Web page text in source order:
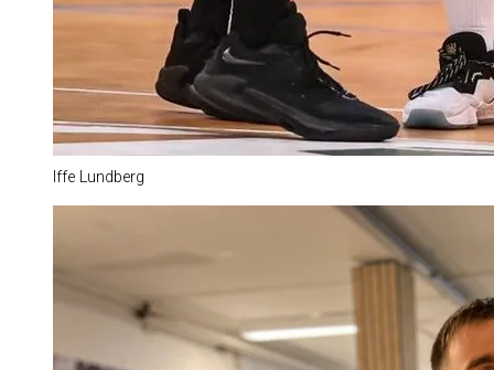
Iffe Lundberg